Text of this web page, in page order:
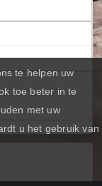
te helpen uw
toe beter in te
met uw
u het gebruik van